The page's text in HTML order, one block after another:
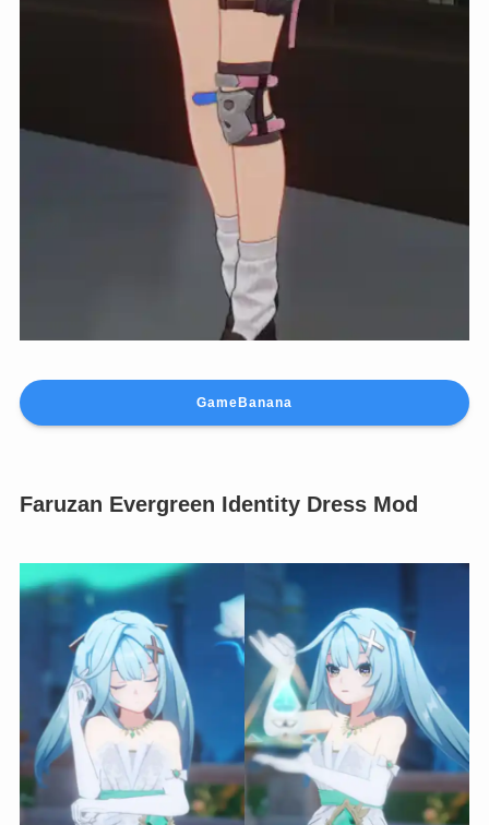
GameBanana
Faruzan Evergreen Identity Dress Mod
GameBanana